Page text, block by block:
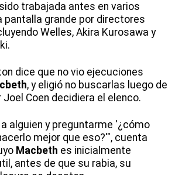
trabajada antes en varios
pantalla grande por directores
Welles, Akira Kurosawa y
dice que no vio ejecuciones
, y eligió no buscarlas luego de
Coen decidiera el elenco.
alguien y preguntarme '¿cómo
mejor que eso?'", cuenta
Macbeth es inicialmente
antes de que su rabia, su